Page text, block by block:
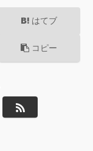
はてブ
コピー